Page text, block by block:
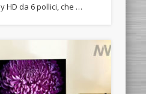
HD da 6 pollici, che …